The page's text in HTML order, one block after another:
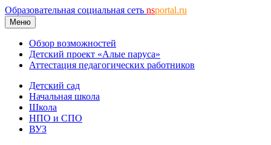
Образовательная социальная сеть nsportal.ru
Меню
Обзор возможностей
Детский проект «Алые паруса»
Аттестация педагогических работников
Детский сад
Начальная школа
Школа
НПО и СПО
ВУЗ